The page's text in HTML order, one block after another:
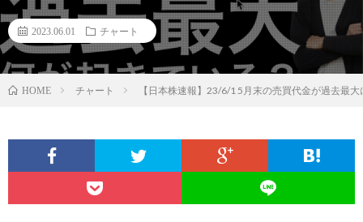
2023.06.01 チャート
HOME チャート 【日本株速報】23/6/1 5月末の売買代金が過去最